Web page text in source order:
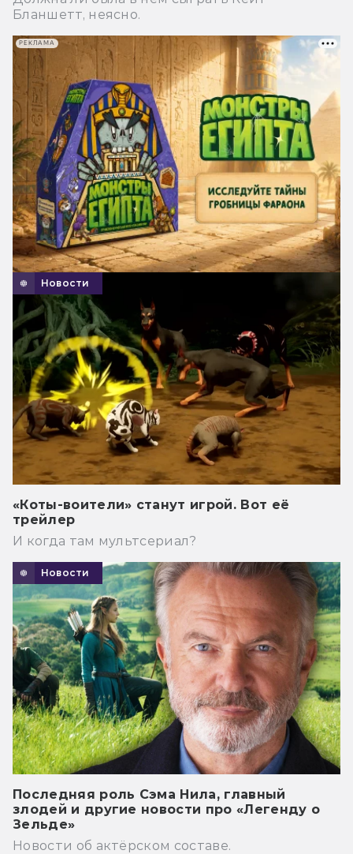
Бланшетт, неясно.
Новости
«Коты-воители» станут игрой. Вот её
трейлер
И когда там мультсериал?
Новости
Последняя роль Сэма Нила, главный
злодей и другие новости про «Легенду о
Зельде»
Новости об актёрском составе.
РЕКЛАМА